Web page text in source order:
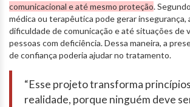
comunicacional e até mesmo proteção.
médica ou terapêutica pode gerar insegurança,
dificuldade de comunicação e até situações de
pessoas com deficiência. Dessa maneira, a
de confiança poderia ajudar no tratamento.
“Esse projeto transforma
realidade, porque ninguém deve